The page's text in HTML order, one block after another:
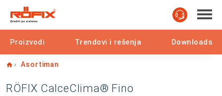
Proizvodi Trendovi i rešenja Downloads
Home
Asortiman
RÖFIX CalceClima® Fino